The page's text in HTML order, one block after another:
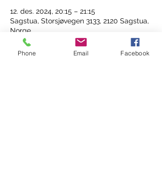
12. des. 2024, 20:15 – 21:15
Sagstua, Storsjøvegen 3133, 2120 Sagstua,
Norge
Phone Email Facebook